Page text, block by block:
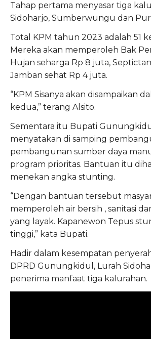
Tahap pertama menyasar tiga
Sidoharjo, Sumberwungu dan
Total KPM tahun 2023 adalah 51
Mereka akan memperoleh Bak
Hujan seharga Rp 8 juta,
Jamban sehat Rp 4 juta.
“KPM Sisanya akan disampaikan
kedua,” terang Alsito.
Sementara itu Bupati
menyatakan di samping
pembangunan sumber daya
program prioritas. Bantuan itu
menekan angka stunting.
“Dengan bantuan tersebut
memperoleh air bersih , sanitasi
yang layak. Kapanewon Tepus
tinggi,” kata Bupati.
Hadir dalam kesempatan
DPRD Gunungkidul, Lurah
penerima manfaat tiga kalurahan.